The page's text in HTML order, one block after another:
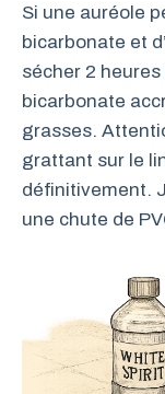
Si une auréole
bicarbonate et
sécher 2
bicarbonate
grasses.
grattant sur le
définitivement.
une chute de